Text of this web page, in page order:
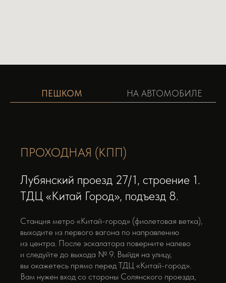
ПЕШКОМ НА АВТОМОБИЛЕ
ПРОХОДНАЯ (КПП)
Лубянский проезд 27/1, строение 1.
ТДЦ «Китай Город», подъезд 8.
Станция метро «Китай-город» (фиолетовая ветка),
выходите из первого вагона по направлению
из центра. После эскалатора поверните налево
и следуйте до выхода № 9. Выйдя на улицу,
вы окажетесь прямо перед ТДЦ «Китай-город».
Вам нужен вход со стороны Солянского проезда,